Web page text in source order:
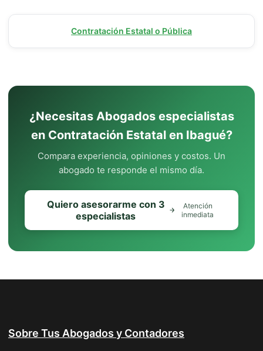
Contratación Estatal o Pública
¿Necesitas Abogados especialistas
en Contratación Estatal en Ibagué?
Compara experiencia, opiniones y costos. Un
abogado te responde el mismo día.
Quiero asesorarme con 3
especialistas
Atención
inmediata
Sobre Tus Abogados y Contadores